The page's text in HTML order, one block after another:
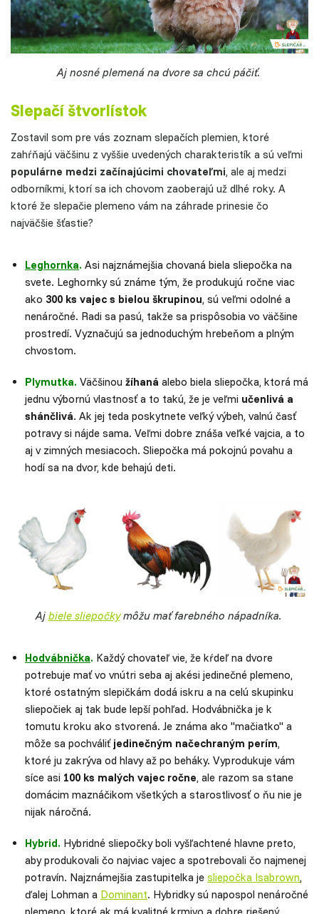
Aj nosné plemená na dvore sa chcú páčiť.
Slepačí štvorlístok
Zostavil som pre vás zoznam slepačích plemien, ktoré
zahŕňajú väčšinu z vyššie uvedených charakteristík a sú veľmi
populárne medzi začínajúcimi chovateľmi, ale aj medzi
odborníkmi, ktorí sa ich chovom zaoberajú už dlhé roky. A
ktoré že slepačie plemeno vám na záhrade prinesie čo
najväčšie šťastie?
Leghornka. Asi najznámejšia chovaná biela sliepočka na
svete. Leghornky sú známe tým, že produkujú ročne viac
ako 300 ks vajec s bielou škrupinou, sú veľmi odolné a
nenáročné. Radi sa pasú, takže sa prispôsobia vo väčšine
prostredí. Vyznačujú sa jednoduchým hrebeňom a plným
chvostom.
Plymutka. Väčšinou žíhaná alebo biela sliepočka, ktorá má
jednu výbornú vlastnosť a to takú, že je veľmi učenlivá a
shánčlivá. Ak jej teda poskytnete veľký výbeh, valnú časť
potravy si nájde sama. Veľmi dobre znáša veľké vajcia, a to
aj v zimných mesiacoch. Sliepočka má pokojnú povahu a
hodí sa na dvor, kde behajú deti.
Aj biele sliepočkymôžu mať farebného nápadníka.
Hodvábnička. Každý chovateľ vie, že kŕdeľ na dvore
potrebuje mať vo vnútri seba aj akési jedinečné plemeno,
ktoré ostatným slepičkám dodá iskru a na celú skupinku
sliepočiek aj tak bude lepší pohľad. Hodvábnička je k
tomutu kroku ako stvorená. Je známa ako "mačiatko" a
môže sa pochváliť jedinečným načechraným perím,
ktoré ju zakrýva od hlavy až po beháky. Vyprodukuje vám
síce asi 100 ks malých vajec ročne, ale razom sa stane
domácim maznáčikom všetkých a starostlivosť o ňu nie je
nijak náročná.
Hybrid. Hybridné sliepočky boli vyšľachtené hlavne preto,
aby produkovali čo najviac vajec a spotrebovali čo najmenej
potravín. Najznámejšia zastupitelka je sliepočka Isabrown,
ďalej Lohman a Dominant. Hybridky sú napospol nenáročné